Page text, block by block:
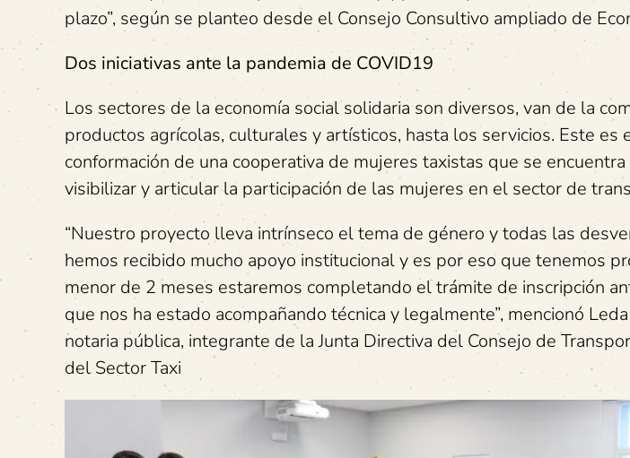
plazo”, según se planteo desde el Consejo Consultivo ampliado de
Dos iniciativas ante la pandemia de COVID19
Los sectores de la economía social solidaria son diversos, van de la
productos agrícolas, culturales y artísticos, hasta los servicios. Este es
conformación de una cooperativa de mujeres taxistas que se
visibilizar y articular la participación de las mujeres en el sector de
“Nuestro proyecto lleva intrínseco el tema de género y todas las
hemos recibido mucho apoyo institucional y es por eso que tenemos
menor de 2 meses estaremos completando el trámite de inscripción
que nos ha estado acompañando técnica y legalmente”, mencionó
notaria pública, integrante de la Junta Directiva del Consejo de
del Sector Taxi